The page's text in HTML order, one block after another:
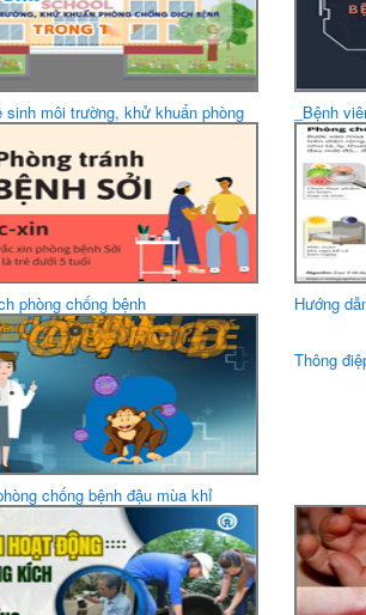
sinh môi trường, khử khuẩn phòng
_Bệnh
phòng chống bệnh Hướng
chống bệnh đậu mùa khỉ
Thông